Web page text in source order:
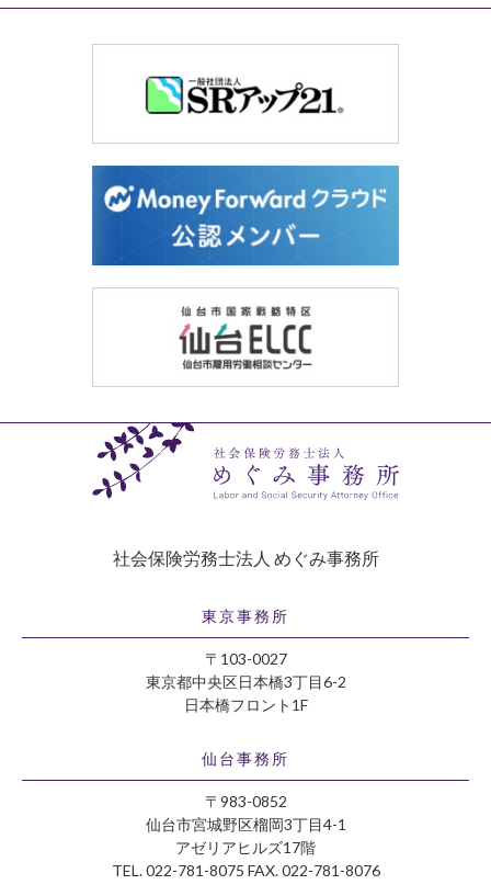
社会保険労務士法人 めぐみ事務所
東京事務所
〒103-0027
東京都中央区日本橋3丁目6-2
日本橋フロント1F
仙台事務所
〒983-0852
仙台市宮城野区榴岡3丁目4-1
アゼリアヒルズ17階
TEL. 022-781-8075 FAX. 022-781-8076